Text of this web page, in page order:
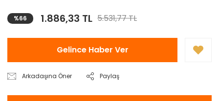
%66 1.886,33 TL 5.531,77 TL
Gelince Haber Ver
Arkadaşına Öner Paylaş